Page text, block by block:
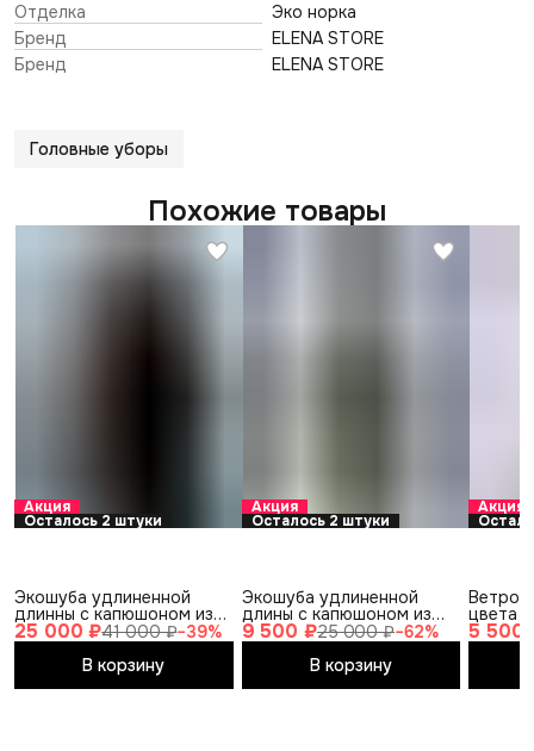
Отделка
Эко норка
Бренд
ELENA STORE
Бренд
ELENA STORE
Головные уборы
Похожие товары
Акция
Осталось 2 штуки
25 000 ₽41 000 ₽−39%
Экошуба удлиненной
длинны с капюшоном из
эконорки, ES-23-90,
размер 46
В корзину
Акция
Осталось 2 штуки
9 500 ₽25 000 ₽−62%
Экошуба удлиненной
длины с капюшоном из
эконорки, ES-715-115
В корзину
Акция
5 500
цвета